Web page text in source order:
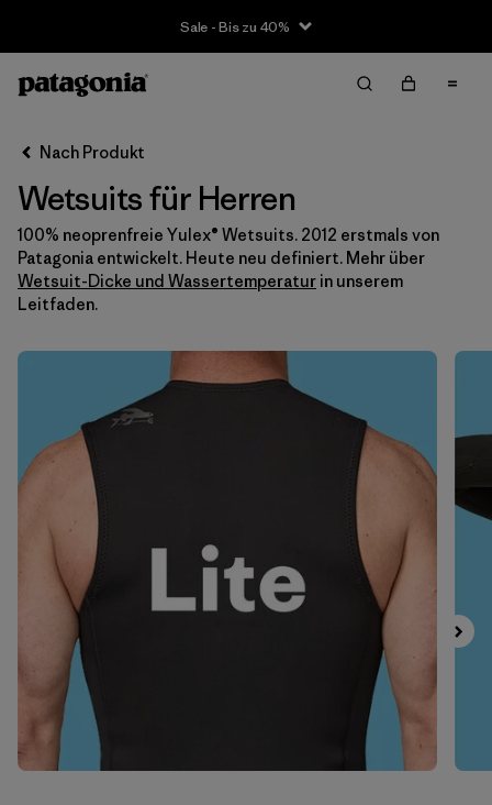
Sale - Bis zu 40%
Filter by
Größe
S (14)
M (14)
L (11)
XXL (2)
Filter by
Preis
Filter by
Eigenschaften
Nach Produkt
Wetsuits für Herren
100% neoprenfreie Yulex® Wetsuits. 2012 erstmals von
Patagonia entwickelt. Heute neu definiert. Mehr über
Wetsuit-Dicke und Wassertemperatur in unserem
Leitfaden.